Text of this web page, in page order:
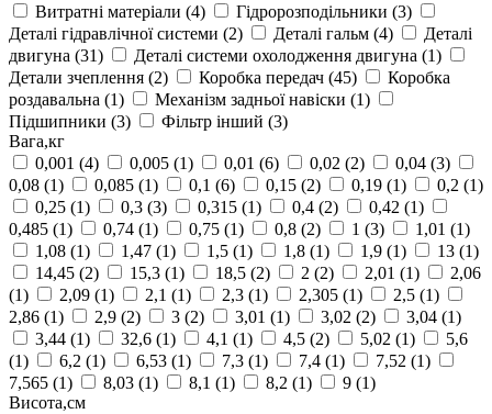
Витратні матеріали (4) Гідророзподільники (3)
Деталі гідравлічної системи (2) Деталі гальм (4)
Деталі
двигуна (31) Деталі системи охолодження двигуна (1)
Детали зчеплення (2) Коробка передач (45)
Коробка
роздавальна (1) Механізм задньої навіски (1)
Підшипники (3) Фільтр інший (3)
Вага,кг
0,001 (4) 0,005 (1) 0,01 (6) 0,02 (2) 0,04 (3)
0,08 (1) 0,085 (1) 0,1 (6) 0,15 (2) 0,19 (1) 0,2 (1)
0,25 (1) 0,3 (3) 0,315 (1) 0,4 (2) 0,42 (1)
0,485 (1) 0,74 (1) 0,75 (1) 0,8 (2) 1 (3) 1,01 (1)
1,08 (1) 1,47 (1) 1,5 (1) 1,8 (1) 1,9 (1) 13 (1)
14,45 (2) 15,3 (1) 18,5 (2) 2 (2) 2,01 (1)
2,06
(1)
2,09 (1) 2,1 (1) 2,3 (1) 2,305 (1) 2,5 (1)
2,86 (1) 2,9 (2) 3 (2) 3,01 (1) 3,02 (2) 3,04 (1)
3,44 (1) 32,6 (1) 4,1 (1) 4,5 (2) 5,02 (1)
5,6
(1)
6,2 (1) 6,53 (1) 7,3 (1) 7,4 (1) 7,52 (1)
7,565 (1) 8,03 (1) 8,1 (1) 8,2 (1) 9 (1)
Висота,см